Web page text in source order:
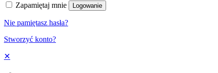
Zapamiętaj mnie Logowanie
Nie pamiętasz hasła?
Stworzyć konto?
✕